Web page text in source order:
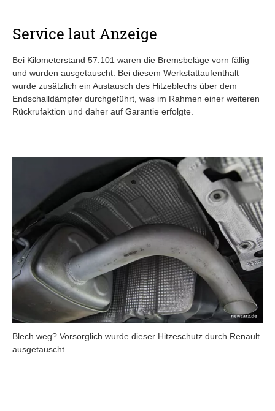
Service laut Anzeige
Bei Kilometerstand 57.101 waren die Bremsbeläge vorn fällig
und wurden ausgetauscht. Bei diesem Werkstattaufenthalt
wurde zusätzlich ein Austausch des Hitzeblechs über dem
Endschalldämpfer durchgeführt, was im Rahmen einer weiteren
Rückrufaktion und daher auf Garantie erfolgte.
Blech weg? Vorsorglich wurde dieser Hitzeschutz durch Renault
ausgetauscht.